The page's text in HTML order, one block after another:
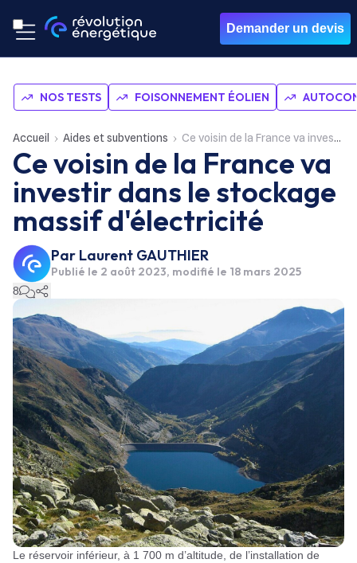
Demander un devis
NOS TESTS FOISONNEMENT ÉOLIEN
Accueil Aides et subventions Ce voisin de la France va investir dans le stockage massif d'électricité
Ce voisin de la France va
investir dans le stockage
massif d'électricité
Par Laurent GAUTHIER
Publié le 2 août 2023, modifié le 18 mars 2025
8
Le réservoir inférieur, à 1 700 m d’altitude, de l’installation de